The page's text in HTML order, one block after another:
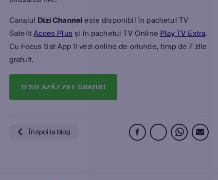
Canalul Dizi Channel este disponibil în pachetul TV
SatelitAcces Plus și în pachetul TV Online Play TV Extra.
Cu Focus Sat App îl vezi online de oriunde, timp de 7 zile
gratuit.
TESTEAZĂ 7 ZILE GRATUIT
Înapoi la blog